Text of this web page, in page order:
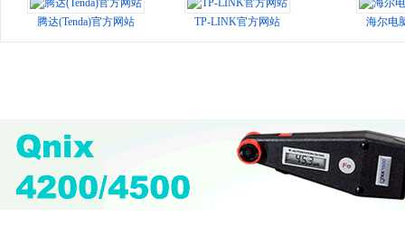
腾达(Tenda)官方网站 TP-LINK官方网站 海尔电